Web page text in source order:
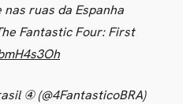
ruas da Espanha
Fantastic Four: First
④ (@4FantasticoBRA)